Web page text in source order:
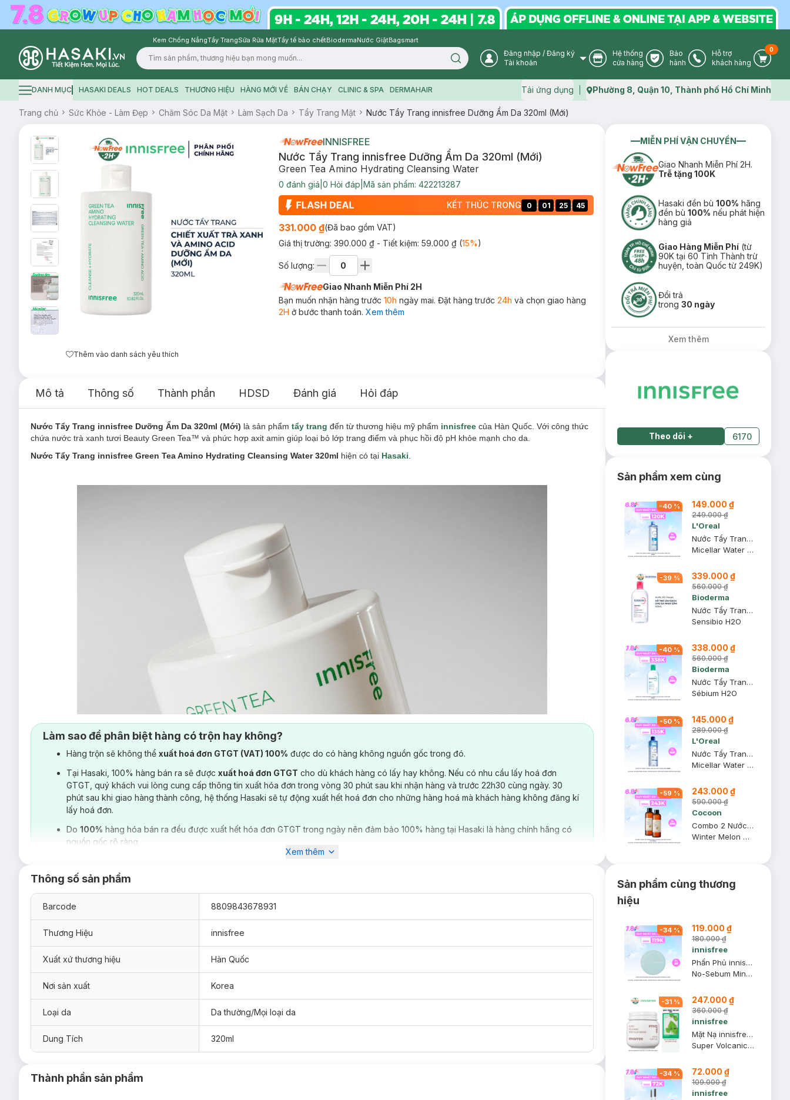
Kem Chống NắngTẩy TrangSữa Rửa MặtTẩy tế bào chếtBiodermaNước GiặtBagsmart
Logo
Search icon User Icon
Đăng nhập / Đăng ký
Tài khoản
Store Icon
Hệ thống
cửa hàng
Warranty Icon
Bảo
hành
Phone Icon
Hỗ trợ
khách hàng
Cart
0
Hamburger icon
DANH MỤC HASAKI DEALS HOT DEALS THƯƠNG HIỆU HÀNG MỚI VỀ BÁN CHẠY CLINIC & SPA DERMAHAIR Tải ứng dụng Map icon
Phường 8, Quận 10, Thành phố Hồ Chí Minh
Trang chủ Sức Khỏe - Làm Đẹp Chăm Sóc Da Mặt Làm Sạch Da Tẩy Trang Mặt Nước Tẩy Trang innisfree Dưỡng Ẩm Da 320ml (Mới)
Thêm vào danh sách yêu thích
INNISFREE
Nước Tẩy Trang innisfree Dưỡng Ẩm Da 320ml (Mới)
Green Tea Amino Hydrating Cleansing Water
0 đánh giá 0 Hỏi đáp Mã sản phẩm: 422213287
KẾT THÚC TRONG 0 : 01 : 25 : 44
331.000 ₫(Đã bao gồm VAT)
Giá thị trường: 390.000 ₫ - Tiết kiệm: 59.000 ₫(15%)
Số lượng:
Giao Nhanh Miễn Phí 2H
Bạn muốn nhận hàng trước 10h ngày mai. Đặt hàng trước 24h và chọn giao hàng
2H ở bước thanh toán. Xem thêm
Mô tả Thông số Thành phần HDSD Đánh giá Hỏi đáp
Nước Tẩy Trang innisfree Dưỡng Ẩm Da 320ml (Mới) là sản phẩm tẩy trang đến từ thương hiệu mỹ phẩm innisfree của Hàn Quốc. Với công thức
chứa nước trà xanh tươi Beauty Green Tea™ và phức hợp axit amin giúp loại bỏ lớp trang điểm và phục hồi độ pH khỏe mạnh cho da.
Nước Tẩy Trang innisfree Green Tea Amino Hydrating Cleansing Water 320ml hiện có tại Hasaki
Làm sao để phân biệt hàng có trộn hay không?
Hàng trộn sẽ không thể xuất hoá đơn GTGT (VAT) 100% được do có hàng không nguồn gốc trong đó.
Tại Hasaki, 100% hàng bán ra sẽ được xuất hoá đơn GTGT cho dù khách hàng có lấy hay không. Nếu có nhu cầu lấy hoá đơn
GTGT, quý khách vui lòng cung cấp thông tin xuất hóa đơn trong vòng 30 phút sau khi nhận hàng và trước 22h30 cùng ngày. 30
phút sau khi giao hàng thành công, hệ thống Hasaki sẽ tự động xuất hết hoá đơn cho những hàng hoá mà khách hàng không đăng kí
lấy hoá đơn.
Do 100% hàng hóa bán ra đều được xuất hết hóa đơn GTGT trong ngày nên đảm bảo 100% hàng tại Hasaki là hàng chính hãng có
nguồn gốc rõ ràng.
Xem thêm
Thông số sản phẩm
Barcode 8809843678931
Thương Hiệu innisfree
Xuất xứ thương hiệu Hàn Quốc
Nơi sản xuất Korea
Loại da Da thường/Mọi loại da
Dung Tích 320ml
Thành phần sản phẩm
MIỄN PHÍ VẬN CHUYỂN
Giao Nhanh Miễn Phí 2H.
Trễ tặng 100K
Hasaki đền bù100% hãng
đền bù100% nếu phát hiện
hàng giả
Giao Hàng Miễn Phí (từ
90K tại 60 Tỉnh Thành trừ
huyện, toàn Quốc từ 249K)
Đổi trả
trong30 ngày
Xem thêm
Theo dõi + 6170
Sản phẩm xem cùng
-40% 149.000 ₫
249.000 ₫
L'Oreal
Nước Tẩy Trang L'Oreal Tươi Mát Cho Da Dầu, Hỗn Hợp 400ml
Micellar Water 3-in-1 Refreshing Even For Sensitive Skin
-39 % 339.000 ₫
560.000 ₫
Bioderma
Nước Tẩy Trang Bioderma Dành Cho Da Nhạy Cảm 500ml
Sensibio H2O
-40% 338.000 ₫
560.000 ₫
Bioderma
Nước Tẩy Trang Bioderma Dành Cho Da Dầu & Hỗn Hợp 500ml
Sébium H2O
-50% 145.000 ₫
289.000 ₫
L'Oreal
Nước Tẩy Trang L'Oreal Làm Sạch Sâu Trang Điểm 400ml
Micellar Water 3-in-1 Deep Cleansing Even For Sensitive Skin
-59 % 243.000 ₫
590.000 ₫
Cocoon
Combo 2 Nước Tẩy Trang Bí Đao Cocoon Làm Sạch & Giảm Dầu 500ml
Winter Melon Micellar Water
Sản phẩm cùng thương
hiệu
-34% 119.000 ₫
180.000 ₫
innisfree
Phấn Phủ innisfree Kiềm Dầu Dạng Bột Khoáng 5g (Mới)
No-Sebum Mineral Powder
-31 % 247.000 ₫
360.000 ₫
innisfree
Mặt Nạ innisfree Chăm Sóc Lỗ Chân Lông 100ml
Super Volcanic Pore Clay Mask
-34% 72.000 ₫
109.000 ₫
innisfree